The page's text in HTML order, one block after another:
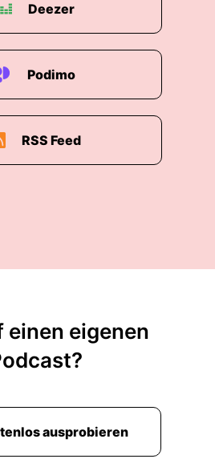
Deezer
Podimo
RSS Feed
einen eigenen
ausprobieren